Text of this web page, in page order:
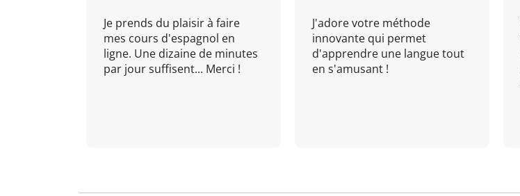
Je prends du plaisir à faire
mes cours d'espagnol en
ligne. Une dizaine de minutes
par jour suffisent... Merci !
J'adore votre méthode
innovante qui permet
d'apprendre une langue tout
en s'amusant !